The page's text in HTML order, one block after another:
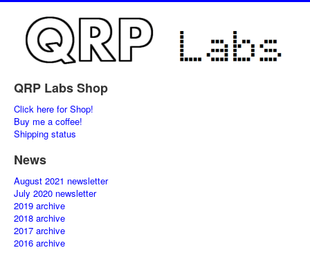
QRP Labs Shop
Click here for Shop!
Buy me a coffee!
Shipping status
News
August 2021 newsletter
July 2020 newsletter
2019 archive
2018 archive
2017 archive
2016 archive